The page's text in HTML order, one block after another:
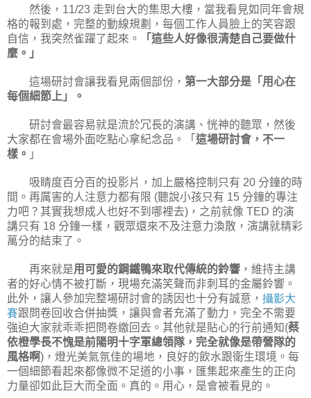
然後， 11/23 走到台大的集思大樓，當我看見如同年會規
格的報到處，完整的動線規劃，每個工作人員臉上的笑容跟
自信，我突然雀躍了起來。
「這些人好像很清楚自己要做什
麼。」
這場研討會讓我看見兩個部份， 第一大部分是「用心在
每個細節上」。
研討會最容易就是流於冗長的演講、恍神的聽眾，然後
大家都在會場外面吃點心拿紀念品。「這場研討會，不一
樣。 」
吸睛度百分百的投影片，加上嚴格控制只有 20 分鐘的時
間。再厲害的人注意力都有限 (聽說小孩只有 15 分鐘的專注
力吧？其實我想成人也好不到哪裡去) ，之前就像 TED 的演
講只有 18 分鐘一樣，觀眾還來不及注意力渙散，演講就精彩
萬分的結束了。
再來就是用可愛的鋼鐵鴨來取代傳統的鈴響 ，維持主講
者的好心情不被打斷，現場充滿笑聲而非刺耳的金屬鈴響。
此外，讓人參加完整場研討會的誘因也十分有誠意， 攝影大
賽跟問卷回收合併抽獎，讓與會者充滿了動力，完全不需要
強迫大家就乖乖把問卷繳回去。其他就是貼心的行前通知(蔡
依橙學長不愧是前陽明十字軍總領隊，完全就像是帶營隊的
風格啊) ，燈光美氣氛佳的場地，良好的飲水跟衛生環境。每
一個細節看起來都像微不足道的小事，匯集起來產生的正向
力量卻如此巨大而全面。真的。用心，是會被看見的。